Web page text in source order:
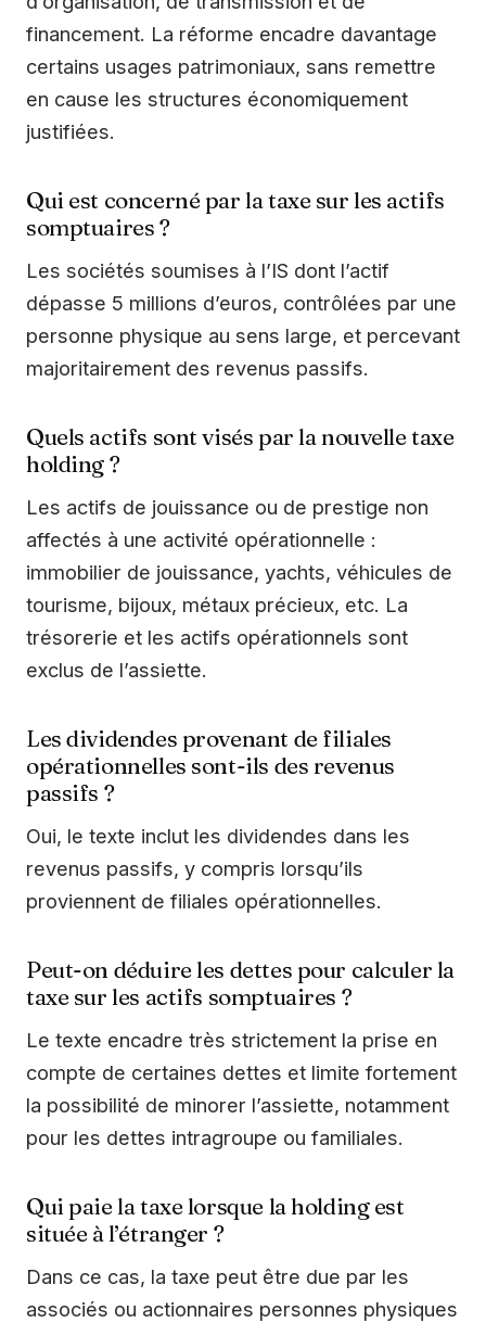
financement. La réforme encadre davantage
certains usages patrimoniaux, sans remettre
en cause les structures économiquement
justifiées.
Qui est concerné par la taxe sur les actifs
somptuaires ?
Les sociétés soumises à l’IS dont l’actif
dépasse 5 millions d’euros, contrôlées par une
personne physique au sens large, et percevant
majoritairement des revenus passifs.
Quels actifs sont visés par la nouvelle taxe
holding ?
Les actifs de jouissance ou de prestige non
affectés à une activité opérationnelle :
immobilier de jouissance, yachts, véhicules de
tourisme, bijoux, métaux précieux, etc. La
trésorerie et les actifs opérationnels sont
exclus de l’assiette.
Les dividendes provenant de filiales
opérationnelles sont-ils des revenus
passifs ?
Oui, le texte inclut les dividendes dans les
revenus passifs, y compris lorsqu’ils
proviennent de filiales opérationnelles.
Peut-on déduire les dettes pour calculer la
taxe sur les actifs somptuaires ?
Le texte encadre très strictement la prise en
compte de certaines dettes et limite fortement
la possibilité de minorer l’assiette, notamment
pour les dettes intragroupe ou familiales.
Qui paie la taxe lorsque la holding est
située à l’étranger ?
Dans ce cas, la taxe peut être due par les
associés ou actionnaires personnes physiques